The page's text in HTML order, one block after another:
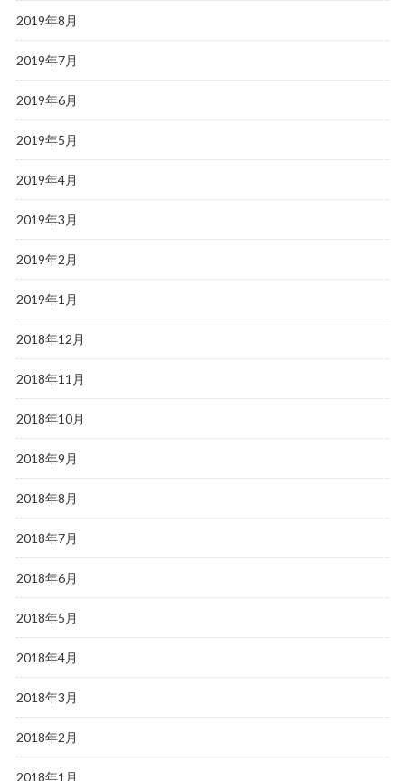
2019年8月
2019年7月
2019年6月
2019年5月
2019年4月
2019年3月
2019年2月
2019年1月
2018年12月
2018年11月
2018年10月
2018年9月
2018年8月
2018年7月
2018年6月
2018年5月
2018年4月
2018年3月
2018年2月
2018年1月